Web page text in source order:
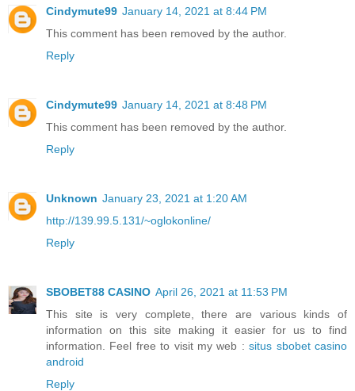
Cindymute99 January 14, 2021 at 8:44 PM
This comment has been removed by the author.
Reply
Cindymute99 January 14, 2021 at 8:48 PM
This comment has been removed by the author.
Reply
Unknown January 23, 2021 at 1:20 AM
http://139.99.5.131/~oglokonline/
Reply
SBOBET88 CASINO April 26, 2021 at 11:53 PM
This site is very complete, there are various kinds of
information on this site making it easier for us to find
information. Feel free to visit my web :situs sbobet casino
android
Reply